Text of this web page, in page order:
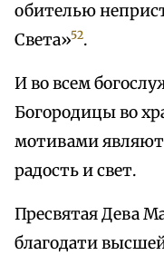
обителью
Света»52.
И во всем
Богородицы во
мотивами
радость и свет.
Пресвятая Дева
благодати